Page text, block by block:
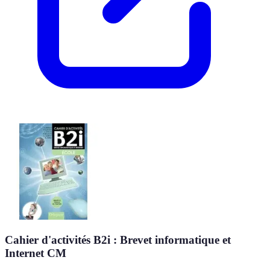
Cahier d'activités B2i : Brevet informatique et
Internet CM